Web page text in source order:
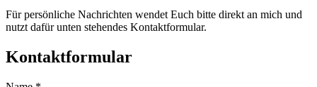
Für persönliche Nachrichten wendet Euch bitte direkt an mich und
nutzt dafür unten stehendes Kontaktformular.
Kontaktformular